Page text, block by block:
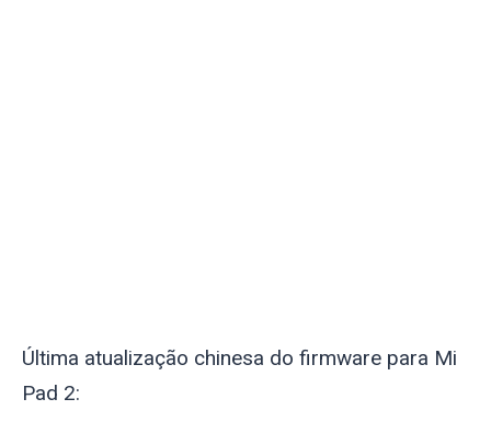
Última atualização chinesa do firmware para Mi
Pad 2: